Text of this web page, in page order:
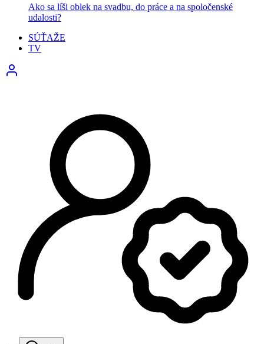
Ako sa líši oblek na svadbu, do práce a na spoločenské
udalosti?
SÚŤAŽE
TV